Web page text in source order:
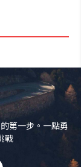
第一步。一點勇
戰